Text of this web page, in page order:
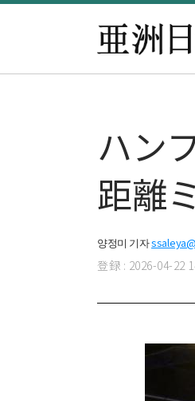
ハン
距離
양정미 기자
登録 : 2026-04-22